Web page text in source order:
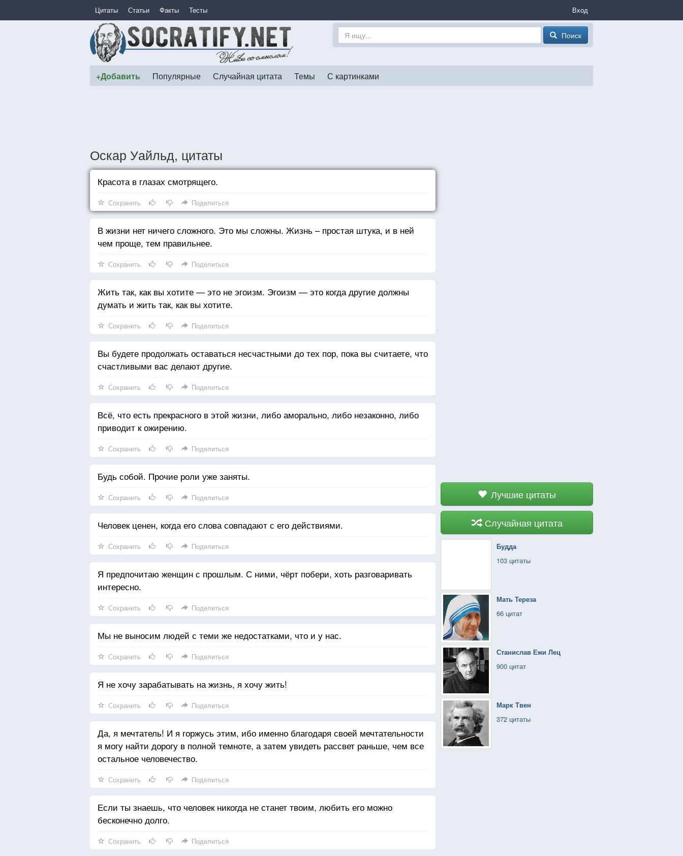
Цитаты Статьи Факты Тесты Вход
Поиск
+Добавить Популярные Случайная цитата Темы С картинками
Оскар Уайльд, цитаты
Лучшие цитаты
Случайная цитата
Будда
103 цитаты
Мать Тереза
66 цитат
Станислав Ежи Лец
900 цитат
Марк Твен
372 цитаты
Красота в глазах смотрящего.
Сохранить Поделиться
В жизни нет ничего сложного. Это мы сложны. Жизнь – простая штука, и в ней
чем проще, тем правильнее.
Сохранить Поделиться
Жить так, как вы хотите — это не эгоизм. Эгоизм — это когда другие должны
думать и жить так, как вы хотите.
Сохранить Поделиться
Вы будете продолжать оставаться несчастными до тех пор, пока вы считаете, что
счастливыми вас делают другие.
Сохранить Поделиться
Всё, что есть прекрасного в этой жизни, либо аморально, либо незаконно, либо
приводит к ожирению.
Сохранить Поделиться
Будь собой. Прочие роли уже заняты.
Сохранить Поделиться
Человек ценен, когда его слова совпадают с его действиями.
Сохранить Поделиться
Я предпочитаю женщин с прошлым. С ними, чёрт побери, хоть разговаривать
интересно.
Сохранить Поделиться
Мы не выносим людей с теми же недостатками, что и у нас.
Сохранить Поделиться
Я не хочу зарабатывать на жизнь, я хочу жить!
Сохранить Поделиться
Да, я мечтатель! И я горжусь этим, ибо именно благодаря своей мечтательности
я могу найти дорогу в полной темноте, а затем увидеть рассвет раньше, чем все
остальное человечество.
Сохранить Поделиться
Если ты знаешь, что человек никогда не станет твоим, любить его можно
бесконечно долго.
Сохранить Поделиться